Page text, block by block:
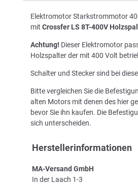
Elektromotor Starkstrommotor
mit Crossfer LS 8T-400V
Achtung! Dieser Elektromotor
Holzspalter der mit 400 Volt
Schalter und Stecker sind bei
Bitte vergleichen Sie die
alten Motors mit denen des hier
bevor Sie ihn kaufen. Die
sich unterscheiden.
Herstellerinformationen
MA-Versand GmbH
In der Laach 1-3